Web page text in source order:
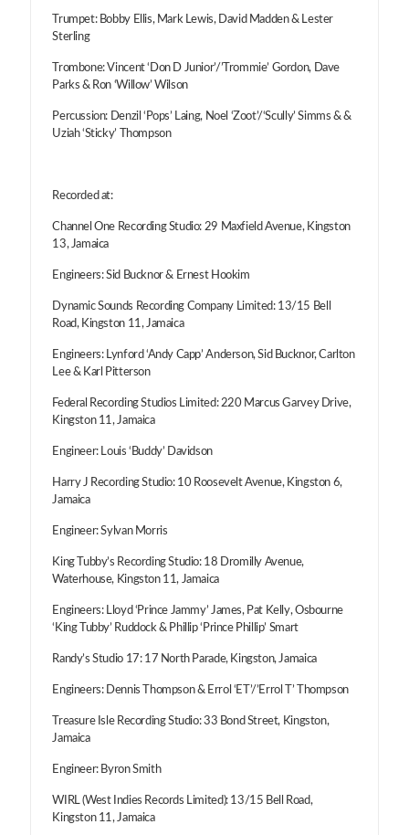
Trumpet: Bobby Ellis, Mark Lewis, David Madden & Lester
Sterling
Trombone: Vincent ‘Don D Junior’/’Trommie’ Gordon, Dave
Parks & Ron ‘Willow’ Wilson
Percussion: Denzil ‘Pops’ Laing, Noel ‘Zoot’/‘Scully’ Simms & &
Uziah ‘Sticky’ Thompson
Recorded at:
Channel One Recording Studio: 29 Maxfield Avenue, Kingston
13, Jamaica
Engineers: Sid Bucknor & Ernest Hookim
Dynamic Sounds Recording Company Limited: 13/15 Bell
Road, Kingston 11, Jamaica
Engineers: Lynford ‘Andy Capp’ Anderson, Sid Bucknor, Carlton
Lee & Karl Pitterson
Federal Recording Studios Limited: 220 Marcus Garvey Drive,
Kingston 11, Jamaica
Engineer: Louis ‘Buddy’ Davidson
Harry J Recording Studio: 10 Roosevelt Avenue, Kingston 6,
Jamaica
Engineer: Sylvan Morris
King Tubby’s Recording Studio: 18 Dromilly Avenue,
Waterhouse, Kingston 11, Jamaica
Engineers: Lloyd ‘Prince Jammy’ James, Pat Kelly, Osbourne
‘King Tubby’ Ruddock & Phillip ‘Prince Phillip’ Smart
Randy’s Studio 17: 17 North Parade, Kingston, Jamaica
Engineers: Dennis Thompson & Errol ‘ET’/’Errol T’ Thompson
Treasure Isle Recording Studio: 33 Bond Street, Kingston,
Jamaica
Engineer: Byron Smith
WIRL (West Indies Records Limited): 13/15 Bell Road,
Kingston 11, Jamaica